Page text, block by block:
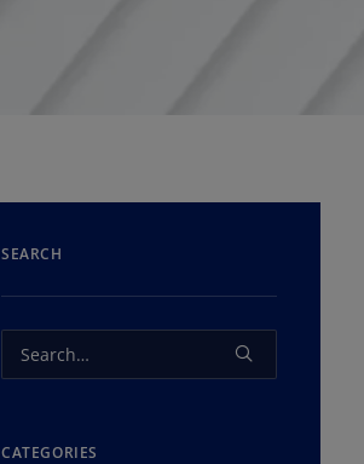
SEARCH
CATEGORIES